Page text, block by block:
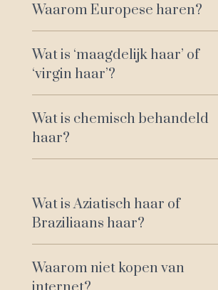
Waarom Europese haren?
Wat is ‘maagdelijk haar’ of
‘virgin haar’?
Wat is chemisch behandeld
haar?
Wat is Aziatisch haar of
Braziliaans haar?
Waarom niet kopen van